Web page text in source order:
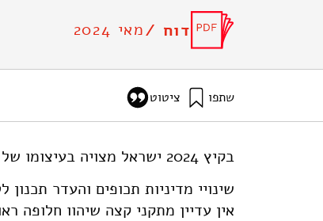
דוח /מאי 2024
שתפו ציטוט
בקיץ 2024 ישראל מצויה בעיצומו של משבר פסולת.
שינויי מדיניות תכופים והעדר
אין עדיין מתקני קצה שיהוו חלופה